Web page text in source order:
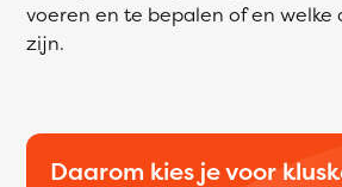
voeren en te bepalen of en welke
zijn.
Daarom kies je voor